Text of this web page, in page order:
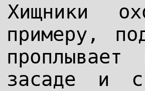
Хищники
примеру,
засаде и